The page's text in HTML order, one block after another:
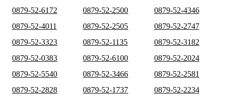
0879-52-6172
0879-52-2500
0879-52-4346
0879-52-4011
0879-52-2505
0879-52-2747
0879-52-3323
0879-52-1135
0879-52-3182
0879-52-0383
0879-52-6100
0879-52-2024
0879-52-5540
0879-52-3466
0879-52-2581
0879-52-2828
0879-52-1737
0879-52-2234